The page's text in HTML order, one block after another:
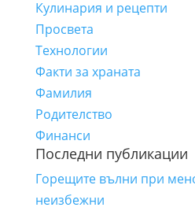
Кулинария и рецепти
Просвета
Технологии
Факти за храната
Фамилия
Родителство
Финанси
Последни публикации
Горещите вълни при
неизбежни